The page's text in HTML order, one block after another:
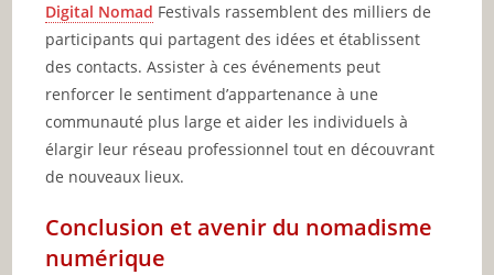
Digital Nomad Festivals rassemblent des milliers de
participants qui partagent des idées et établissent
des contacts. Assister à ces événements peut
renforcer le sentiment d’appartenance à une
communauté plus large et aider les individuels à
élargir leur réseau professionnel tout en découvrant
de nouveaux lieux.
Conclusion et avenir du nomadisme
numérique